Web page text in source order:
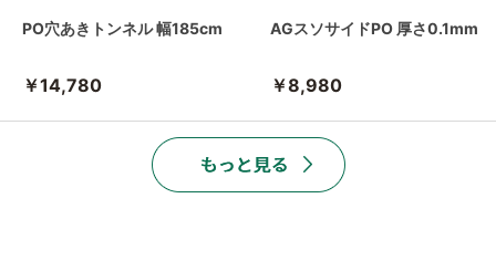
PO穴あきトンネル 幅185cm
￥14,780
AGスソサイドPO 厚さ0.1mm
￥8,980